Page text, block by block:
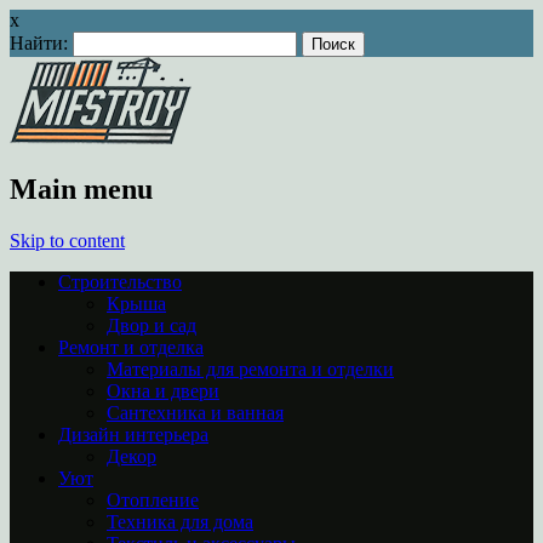
x
Найти:
Main menu
Skip to content
Строительство
Крыша
Двор и сад
Ремонт и отделка
Материалы для ремонта и отделки
Окна и двери
Сантехника и ванная
Дизайн интерьера
Декор
Уют
Отопление
Техника для дома